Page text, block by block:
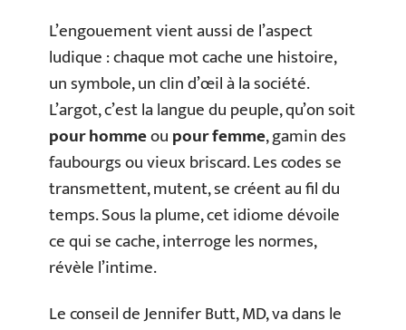
L’engouement vient aussi de l’aspect
ludique : chaque mot cache une histoire,
un symbole, un clin d’œil à la société.
L’argot, c’est la langue du peuple, qu’on soit
pour hommeoupour femme, gamin des
faubourgs ou vieux briscard. Les codes se
transmettent, mutent, se créent au fil du
temps. Sous la plume, cet idiome dévoile
ce qui se cache, interroge les normes,
révèle l’intime.
Le conseil de Jennifer Butt, MD, va dans le